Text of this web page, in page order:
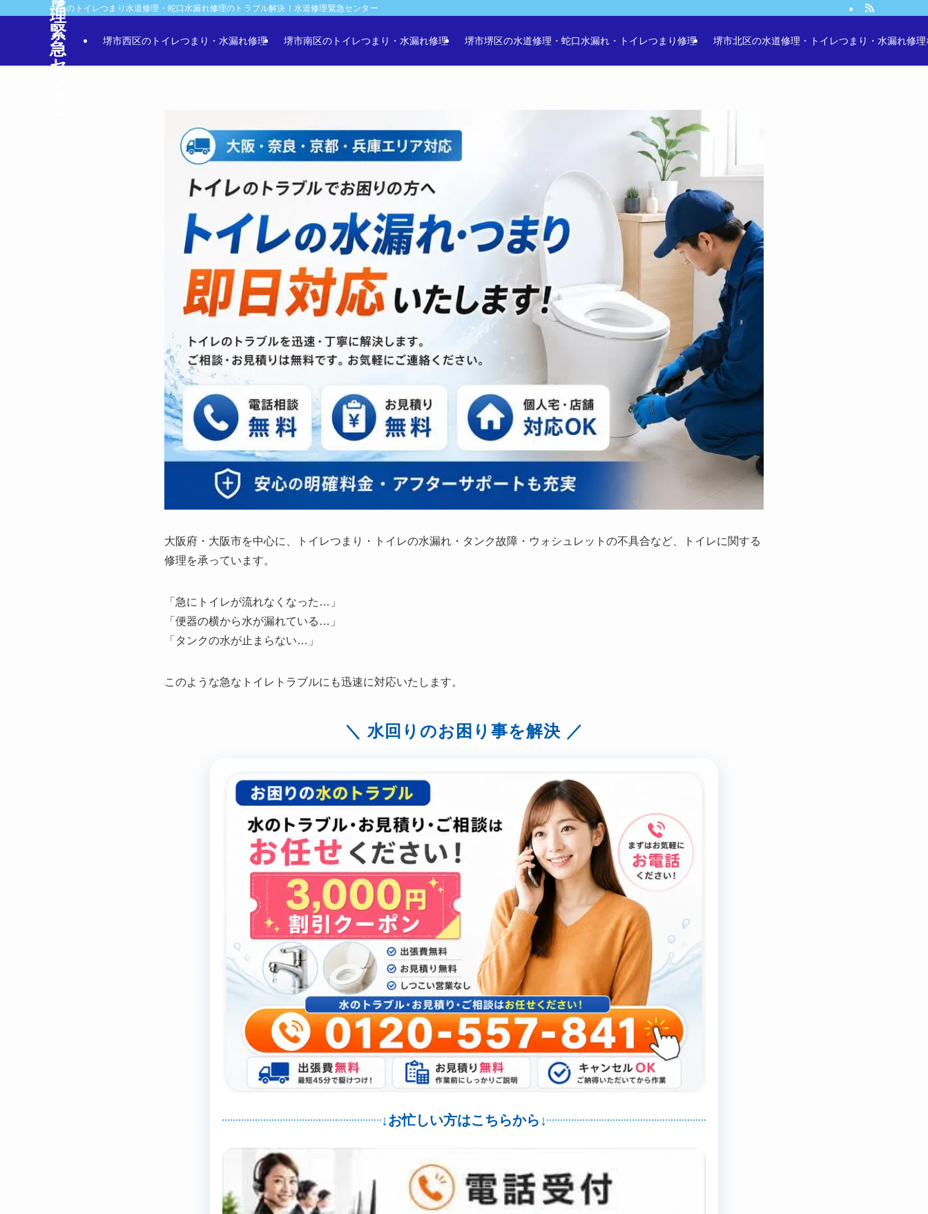
大阪のトイレつまり水道修理・蛇口水漏れ修理のトラブル解決！水道修理緊急センター
理
緊
急
セ
堺市西区のトイレつまり・水漏れ修理 堺市南区のトイレつまり・水漏れ修理 堺市堺区の水道修理・蛇口水漏れ・トイレつまり修理 堺市北区の水道修理・トイレつまり・水漏れ修理
大阪府・大阪市を中心に、トイレつまり・トイレの水漏れ・タンク故障・ウォシュレットの不具合など、トイレに関する
修理を承っています。
「急にトイレが流れなくなった…」
「便器の横から水が漏れている…」
「タンクの水が止まらない…」
このような急なトイレトラブルにも迅速に対応いたします。
水回りのお困り事を解決
↓お忙しい方はこちらから↓